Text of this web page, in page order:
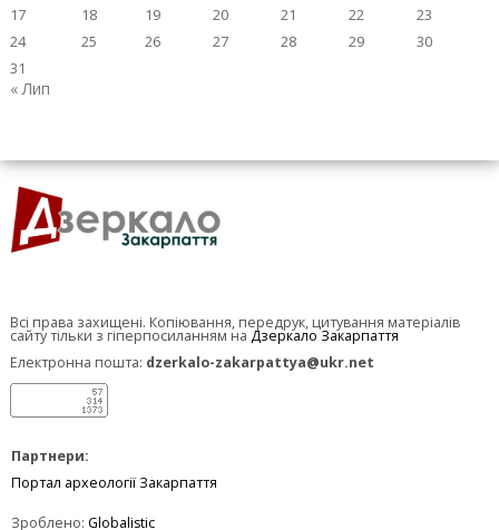
17
18 19 20 21 22
23
24
25 26 27 28 29
30
31
« Лип
Всі права захищені. Копіювання, передрук, цитування матеріалів
сайту тільки з гіперпосиланням на Дзеркало Закарпаття
Електронна пошта: dzerkalo-zakarpattya@ukr.net
Партнери:
Портал археології Закарпаття
Зроблено: Globalistic